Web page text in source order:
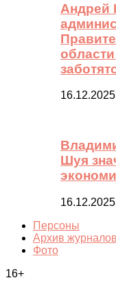
Андрей
16.12.2025
Шуя
16.12.2025
Персоны
Архив журналов
Фото
16+